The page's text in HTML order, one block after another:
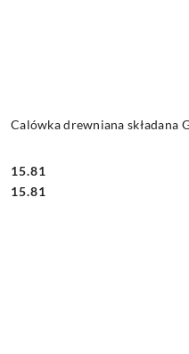
Calówka drewniana składana
Cena:
15.81
Cena:
15.81